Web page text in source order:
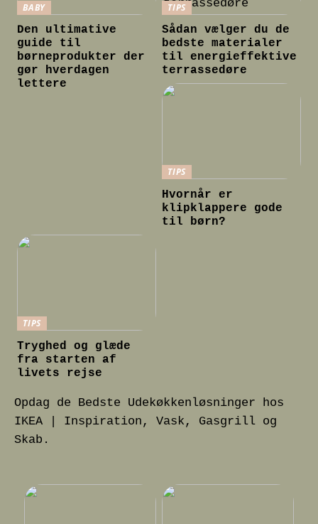
BABY
Den ultimative
guide til
børneprodukter der
gør hverdagen
lettere
TIPS
Sådan vælger du de
bedste materialer
til energieffektive
terrassedøre
TIPS
Hvornår er
klipklappere gode
til børn?
TIPS
Tryghed og glæde
fra starten af
livets rejse
Opdag de Bedste Udekøkkenløsninger hos
IKEA | Inspiration, Vask, Gasgrill og
Skab.